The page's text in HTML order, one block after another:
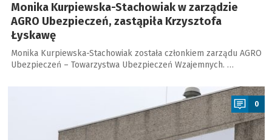
Monika Kurpiewska-Stachowiak w zarządzie
AGRO Ubezpieczeń, zastąpiła Krzysztofa
Łyskawę
Monika Kurpiewska-Stachowiak została członkiem zarządu AGRO
Ubezpieczeń – Towarzystwa Ubezpieczeń Wzajemnych. …
0